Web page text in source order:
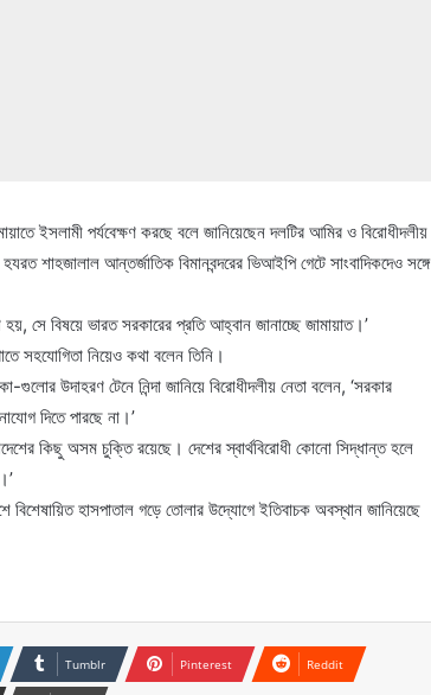
ইসলামী পর্যবেক্ষণ করছে বলে জানিয়েছেন দলটির আমির ও বিরোধীদলীয়
শাহজালাল আন্তর্জাতিক বিমানবন্দরের ভিআইপি গেটে সাংবাদিকদেও সঙ্গে
হয়, সে বিষয়ে ভারত সরকারের প্রতি আহ্বান জানাচ্ছে জামায়াত।’
সহযোগিতা নিয়েও কথা বলেন তিনি।
উদাহরণ টেনে নিন্দা জানিয়ে বিরোধীদলীয় নেতা বলেন, ‘সরকার
দিতে পারছে না।’
কিছু অসম চুক্তি রয়েছে। দেশের স্বার্থবিরোধী কোনো সিদ্ধান্ত হলে
বিশেষায়িত হাসপাতাল গড়ে তোলার উদ্যোগে ইতিবাচক অবস্থান জানিয়েছে
Tumblr Pinterest Reddit